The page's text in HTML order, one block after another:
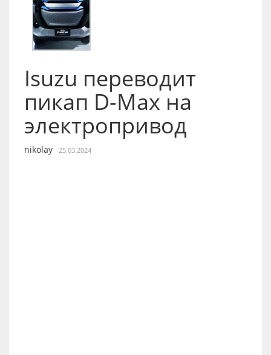
Isuzu переводит
пикап D-Max на
электропривод
nikolay 25.03.2024